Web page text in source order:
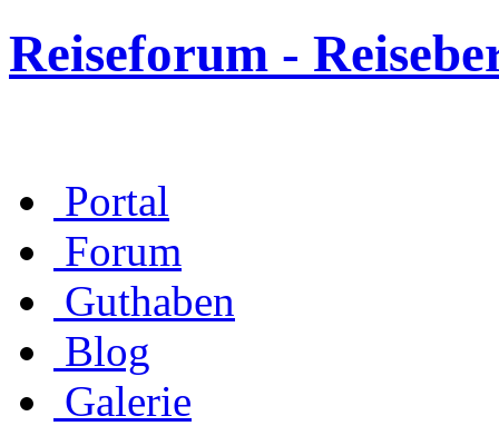
Reiseforum -
Portal
Forum
Guthaben
Blog
Galerie